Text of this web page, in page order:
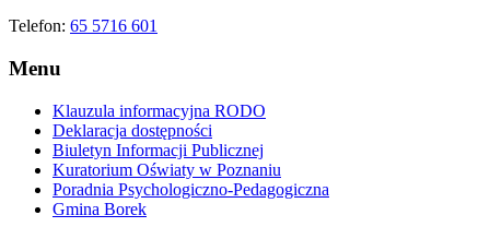
Telefon: 65 5716 601
Menu
Klauzula informacyjna RODO
Deklaracja dostępności
Biuletyn Informacji Publicznej
Kuratorium Oświaty w Poznaniu
Poradnia Psychologiczno-Pedagogiczna
Gmina Borek